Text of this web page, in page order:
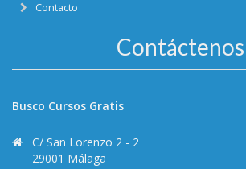
Contacto
Contáctenos
Busco Cursos Gratis
C/ San Lorenzo 2 - 2
29001 Málaga